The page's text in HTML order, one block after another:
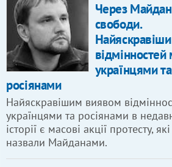
Через
свободи.
відмінностей
українцями та
росіянами
Найяскравішим виявом
українцями та росіянами в
історії є масові акції протесту,
назвали Майданами.